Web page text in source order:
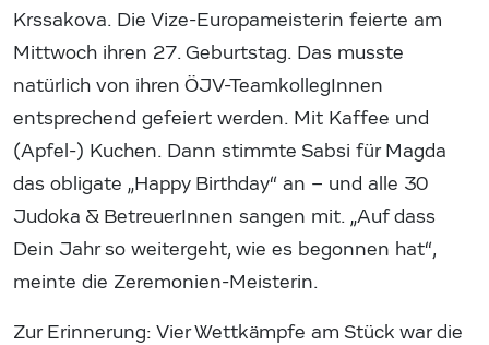
Krssakova. Die Vize-Europameisterin feierte am
Mittwoch ihren 27. Geburtstag. Das musste
natürlich von ihren ÖJV-TeamkollegInnen
entsprechend gefeiert werden. Mit Kaffee und
(Apfel-) Kuchen. Dann stimmte Sabsi für Magda
das obligate „Happy Birthday“ an – und alle 30
Judoka & BetreuerInnen sangen mit. „Auf dass
Dein Jahr so weitergeht, wie es begonnen hat“,
meinte die Zeremonien-Meisterin.
Zur Erinnerung: Vier Wettkämpfe am Stück war die